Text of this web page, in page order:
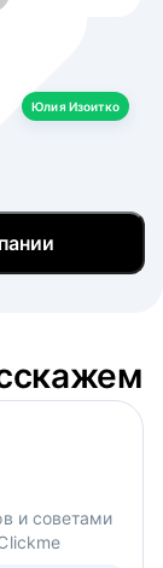
Юлия Изоитко
и советами